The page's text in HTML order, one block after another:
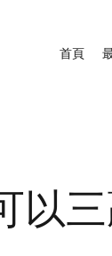
首頁
以